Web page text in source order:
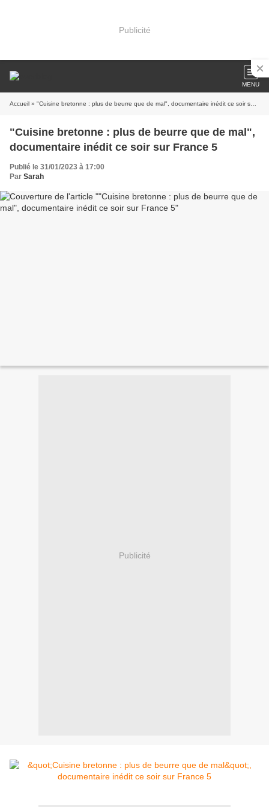
Publicité
MENU
Accueil » "Cuisine bretonne : plus de beurre que de mal", documentaire inédit ce soir sur France 5
"Cuisine bretonne : plus de beurre que de mal",
documentaire inédit ce soir sur France 5
Publié le 31/01/2023 à 17:00
Par Sarah
Publicité